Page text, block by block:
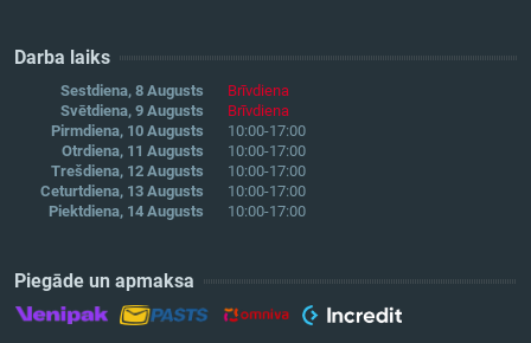
Darba laiks
Sestdiena, 8 Augusts
Brīvdiena
Svētdiena, 9 Augusts
Brīvdiena
Pirmdiena, 10 Augusts
10:00-17:00
Otrdiena, 11 Augusts
10:00-17:00
Trešdiena, 12 Augusts
10:00-17:00
Ceturtdiena, 13 Augusts
10:00-17:00
Piektdiena, 14 Augusts
10:00-17:00
Piegāde un apmaksa